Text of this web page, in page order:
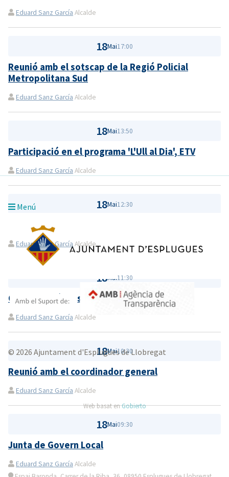
Eduard Sanz García Alcalde
18Mai17:00
Reunió amb el sotscap de la Regió Policial
Metropolitana Sud
Eduard Sanz García Alcalde
18Mai13:50
Participació en el programa 'L'Ull al Dia', ETV
Eduard Sanz García Alcalde
18Mai12:30
Reunió amb el Gabinet d'Alcaldia
Eduard Sanz GarcíaAlcalde
18Mai11:30
Gestions pròpies d'Alcaldia
Eduard Sanz García Alcalde
18Mai10:30
Reunió amb el coordinador general
Eduard Sanz García Alcalde
18Mai09:30
Junta de Govern Local
Eduard Sanz García Alcalde
Menú
© 2026 Ajuntament d'Esplugues de Llobregat
Web basat enGobierto